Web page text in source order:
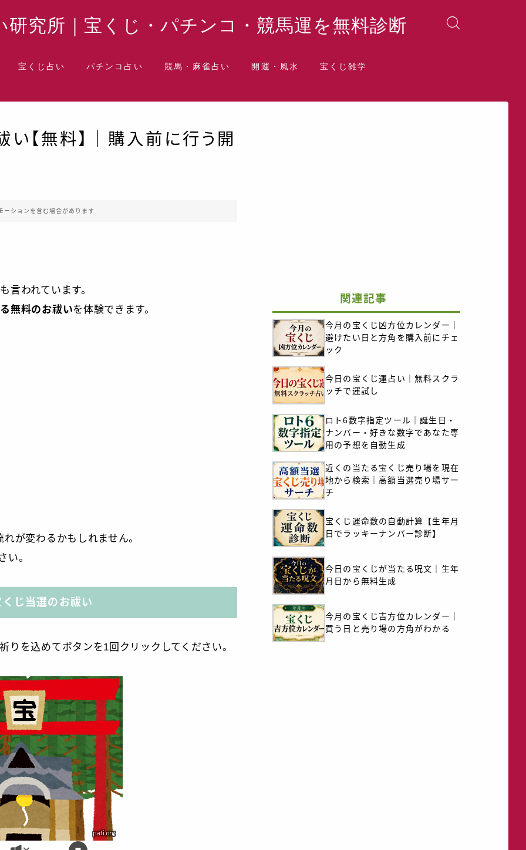
究所｜宝くじ・パチンコ・競馬運を無料診断
宝くじ占い パチンコ占い 競馬・麻雀占い 開運・風水 宝くじ雑学
い【無料】｜購入前に行う開
ーションを含む場合があります
言われています。
無料のお祓いを体験できます。
が変わるかもしれません。
い。
じ当選のお祓い
りを込めてボタンを1回クリックしてください。
関連記事
今月の宝くじ凶方位カレンダー｜
避けたい日と方角を購入前にチェ
ック
今日の宝くじ運占い｜無料スクラ
ッチで運試し
ロト6数字指定ツール｜誕生日・
ナンバー・好きな数字であなた専
用の予想を自動生成
近くの当たる宝くじ売り場を現在
地から検索｜高額当選売り場サー
チ
宝くじ運命数の自動計算【生年月
日でラッキーナンバー診断】
今日の宝くじが当たる呪文｜生年
月日から無料生成
今月の宝くじ吉方位カレンダー｜
買う日と売り場の方角がわかる